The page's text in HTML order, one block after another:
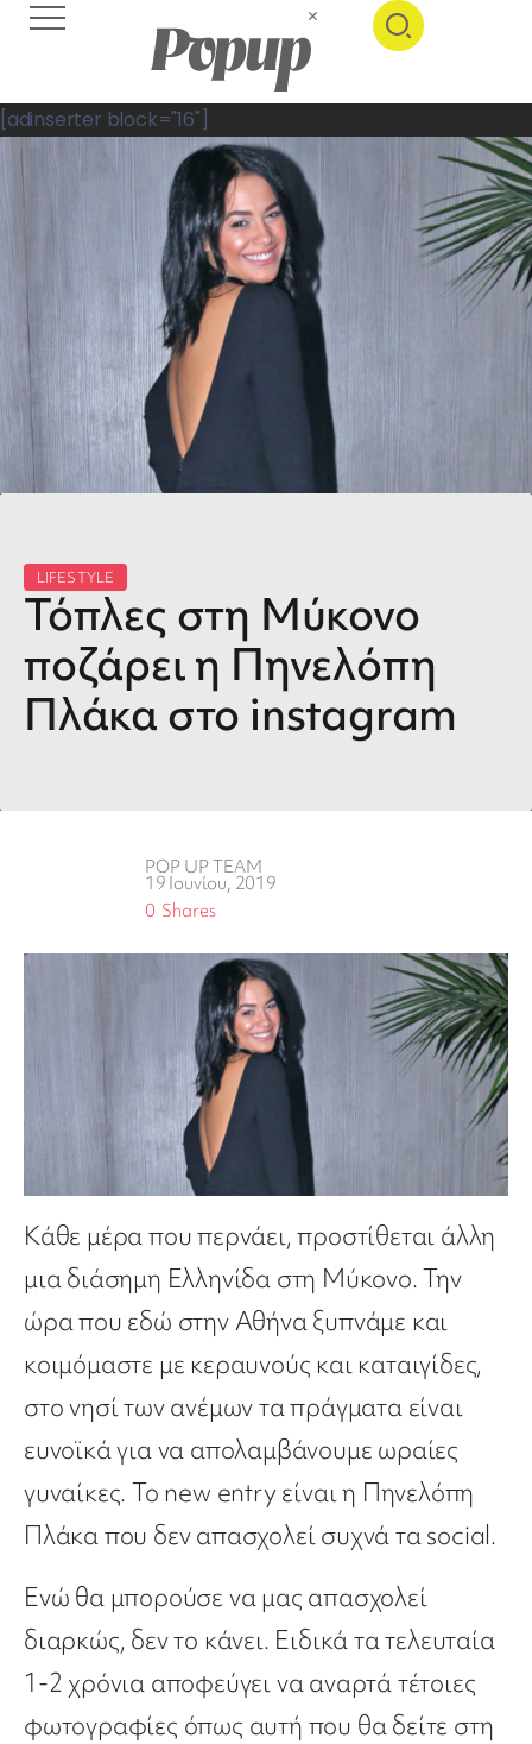
[adinserter block="16"]
LIFESTYLE
Τόπλες στη Μύκονο
ποζάρει η Πηνελόπη
Πλάκα στο instagram
POP UP TEAM
19 Ιουνίου, 2019
Shares
0
Κάθε μέρα που περνάει, προστίθεται άλλη
μια διάσημη Ελληνίδα στη Μύκονο. Την
ώρα που εδώ στην Αθήνα ξυπνάμε και
κοιμόμαστε με κεραυνούς και καταιγίδες,
στο νησί των ανέμων τα πράγματα είναι
ευνοϊκά για να απολαμβάνουμε ωραίες
γυναίκες. Το new entry είναι η Πηνελόπη
Πλάκα που δεν απασχολεί συχνά τα social.
Ενώ θα μπορούσε να μας απασχολεί
διαρκώς, δεν το κάνει. Ειδικά τα τελευταία
1-2 χρόνια αποφεύγει να αναρτά τέτοιες
φωτογραφίες όπως αυτή που θα δείτε στη